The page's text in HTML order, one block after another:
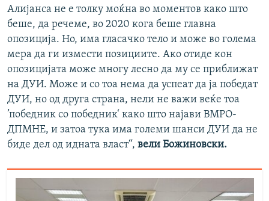
Алијанса не е толку моќна во моментов како што
беше, да речеме, во 2020 кога беше главна
опозиција. Но, има гласачко тело и може во голема
мера да ги измести позициите. Ако отиде кон
опозицијата може многу лесно да му се приближат
на ДУИ. Може и со тоа нема да успеат да ја победат
ДУИ, но од друга страна, нели не важи веќе тоа
’победник со победник‘ како што најави ВМРО-
ДПМНЕ, и затоа тука има големи шанси ДУИ да не
биде дел од идната власт“, вели Божиновски.